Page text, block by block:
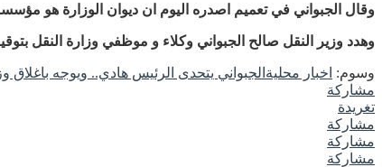
وقال الجبواني في تعميم اصدره اليوم ان ديوان الوزارة هو مؤسسة
وهدد وزير النقل صالح الجبواني وكلاء و موظفي وزارة النقل
وسوم: اخبار محلية الجبواني يتحدى الرئيس هادي.. ويوجه باغلاق
مشاركة
تغريدة
مشاركة
مشاركة
مشاركة